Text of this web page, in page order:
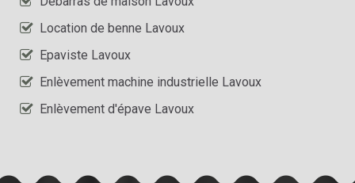
Location de benne Lavoux
Epaviste Lavoux
Enlèvement machine industrielle Lavoux
Enlèvement d'épave Lavoux